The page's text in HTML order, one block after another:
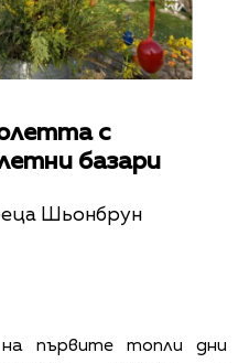
с
базари
Шьонбрун
първите топли дни